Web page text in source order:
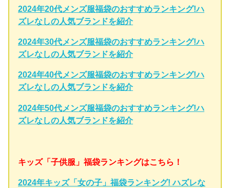
2024年20代メンズ服福袋のおすすめランキング!ハ
ズレなしの人気ブランドを紹介
2024年30代メンズ服福袋のおすすめランキング!ハ
ズレなしの人気ブランドを紹介
2024年40代メンズ服福袋のおすすめランキング!ハ
ズレなしの人気ブランドを紹介
2024年50代メンズ服福袋のおすすめランキング!ハ
ズレなしの人気ブランドを紹介
キッズ「子供服」福袋ランキングはこちら！
2024年キッズ「女の子」福袋ランキング! ハズレな